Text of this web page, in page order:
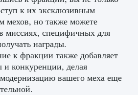
сервера Delta Force
1 286 0 0
к их эксклюзивным
мехов, но также можете
миссиях, специфичных для
награды.
к фракции также добавляет
и конкуренции, делая
вашего меха еще